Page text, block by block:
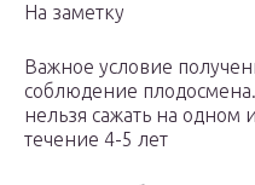
На заметку
Важное условие
соблюдение
нельзя сажать на одном
течение 4-5 лет